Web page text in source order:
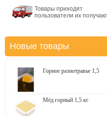
Товары приходят
пользователи их
Новые товары
Горное разнотравье 1,5
Мёд горный 1,5 кг